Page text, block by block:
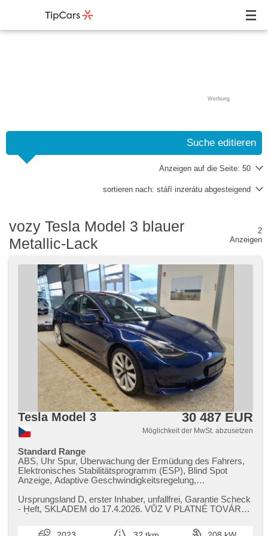
Werbung
Suche editieren
Anzeigen auf die Seite: 50
sortieren nach: stáří inzerátu abgesteigend
vozy Tesla Model 3 blauer
Metallic-Lack
2
Anzeigen
Tesla Model 3 30 487 EUR
Möglichkeit der MwSt. abzusetzen
Standard Range
ABS, Uhr Spur, Überwachung der Ermüdung des Fahrers,
Elektronisches Stabilitätsprogramm (ESP), Blind Spot
Anzeige, Adaptive Geschwindigkeitsregelung,
přední, asistent rozjezdu do kopce (HSA), Tempomat,
Zentralverriegelung, Zentralverriegelung mit
Seitenscheiben, El. Spiegel, Multifunktionslenkrad,
Ursprungsland D,​ erster Inhaber,​ unfallfrei,​ Garantie Scheck​
- Heft,​ SKLADEM do 17.4.2026. VŮZ V PLATNÉ TOVÁRNÍ